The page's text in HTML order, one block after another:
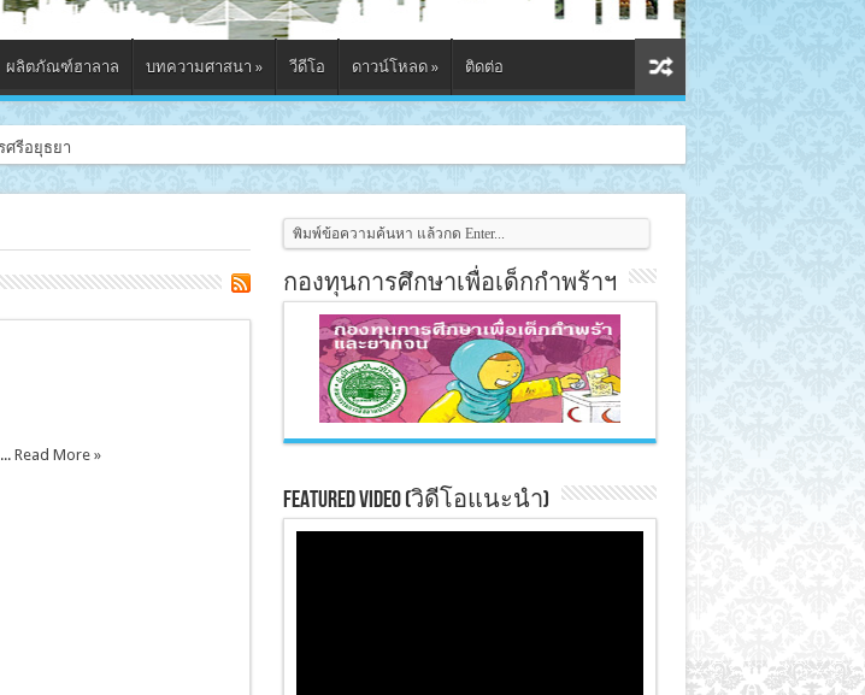
ผลิตภัณฑ์ฮาลาล บทความศาสนา » วีดีโอ ดาวน์โหลด » ติดต่อ
มุสลิม…ผู้นอบน้อมอ่อนโยน اَلْحَمْدُ ِللهِ الَّذِيْ يُح ... Read More »
กองทุนการศึกษาเพื่อเด็กกำพร้าฯ
Featured Video (วิดีโอแนะนำ)